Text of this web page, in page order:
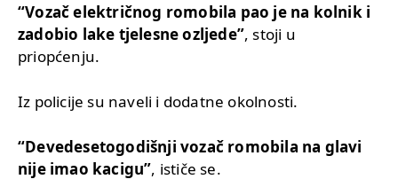
“Vozač električnog romobila pao je na kolnik i
zadobio lake tjelesne ozljede”, stoji u
priopćenju.
Iz policije su naveli i dodatne okolnosti.
“Devedesetogodišnji vozač romobila na glavi
nije imao kacigu”, ističe se.